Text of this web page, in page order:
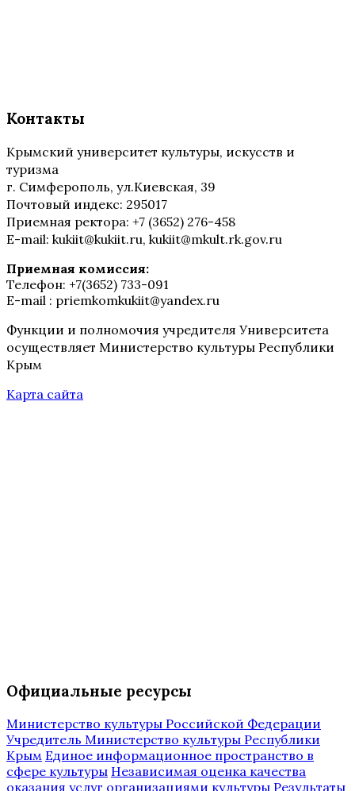
Контакты
Крымский университет культуры, искусств и
туризма
г. Симферополь, ул.Киевская, 39
Почтовый индекс: 295017
Приемная ректора: +7 (3652) 276-458
E-mail: kukiit@kukiit.ru, kukiit@mkult.rk.gov.ru
Приемная комиссия:
Телефон: +7(3652) 733-091
E-mail : priemkomkukiit@yandex.ru
Функции и полномочия учредителя Университета
осуществляет Министерство культуры Республики
Крым
Карта сайта
Официальные ресурсы
Министерство культуры Российской Федерации
Учредитель Министерство культуры Республики
Крым Единое информационное пространство в
сфере культуры Независимая оценка качества
оказания услуг организациями культуры Результаты